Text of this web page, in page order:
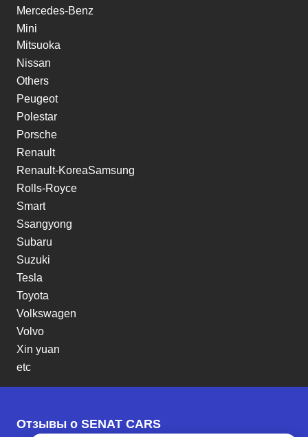
Mercedes-Benz
Mini
Mitsuoka
Nissan
Others
Peugeot
Polestar
Porsche
Renault
Renault-KoreaSamsung
Rolls-Royce
Smart
Ssangyong
Subaru
Suzuki
Tesla
Toyota
Volkswagen
Volvo
Xin yuan
etc
Отзывы о SENAT CARS